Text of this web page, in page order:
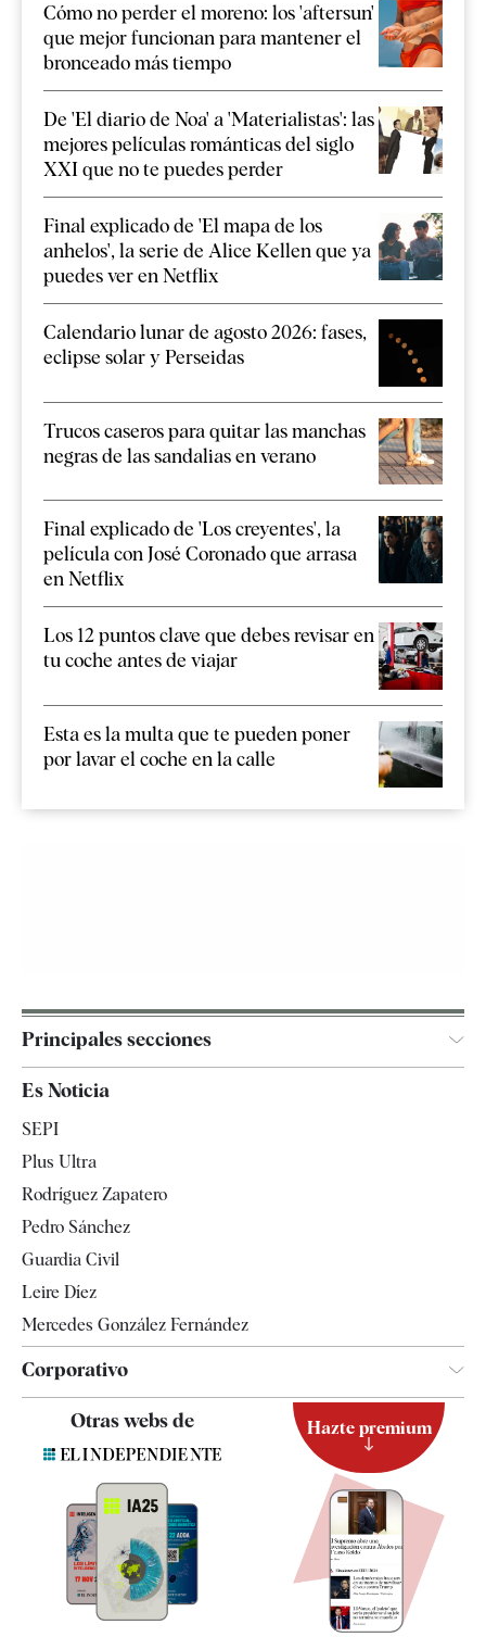
Cómo no perder el moreno: los 'aftersun'
que mejor funcionan para mantener el
bronceado más tiempo
De 'El diario de Noa' a 'Materialistas': las
mejores películas románticas del siglo
XXI que no te puedes perder
Final explicado de 'El mapa de los
anhelos', la serie de Alice Kellen que ya
puedes ver en Netflix
Calendario lunar de agosto 2026: fases,
eclipse solar y Perseidas
Trucos caseros para quitar las manchas
negras de las sandalias en verano
Final explicado de 'Los creyentes', la
película con José Coronado que arrasa
en Netflix
Los 12 puntos clave que debes revisar en
tu coche antes de viajar
Esta es la multa que te pueden poner
por lavar el coche en la calle
Principales secciones
España
Televisión
Es Noticia
SEPI
Plus Ultra
Rodríguez Zapatero
Pedro Sánchez
Guardia Civil
Leire Díez
Mercedes González Fernández
Corporativo
Contacto
Quiénes somos
Especificaciones
Otras webs de Hazte premium